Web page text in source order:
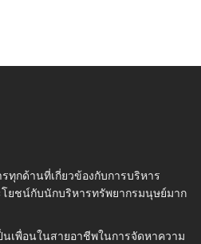
ทุกด้านที่เกี่ยวข้องกับการบริหาร
โยชน์กับนักบริหารทรัพยากรมนุษย์มาก
นเพื่อนในสายอาชีพในการจัดหาความ